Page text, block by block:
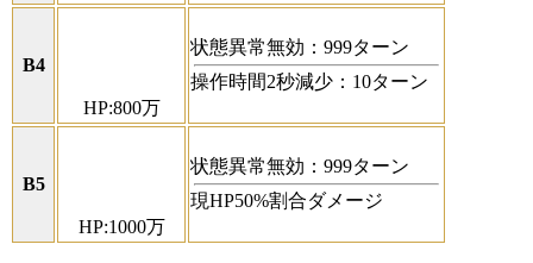
B4
HP:800万
状態異常無効：999ターン
操作時間2秒減少：10ターン
B5
HP:1000万
状態異常無効：999ターン
現HP50%割合ダメージ